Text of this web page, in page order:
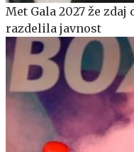
Met Gala 2027 že
razdelila javnost